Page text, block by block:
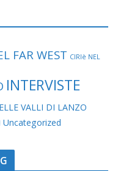
FAR WEST CIRIè NEL
INTERVISTE
VALLI DI LANZO
Uncategorized